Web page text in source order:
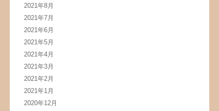
2021年8月
2021年7月
2021年6月
2021年5月
2021年4月
2021年3月
2021年2月
2021年1月
2020年12月